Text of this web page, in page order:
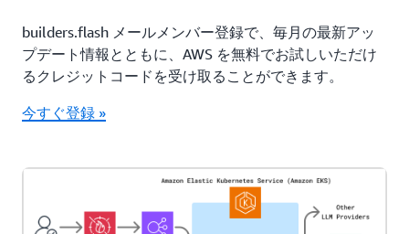
builders.flash メールメンバー登録で、毎月の最新アッ
プデート情報とともに、AWS を無料でお試しいただけ
るクレジットコードを受け取ることができます。
今すぐ登録 »